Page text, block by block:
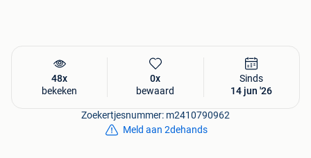
48x
bekeken
0x
bewaard
Sinds
14 jun '26
Zoekertjesnummer: m2410790962
Meld aan 2dehands